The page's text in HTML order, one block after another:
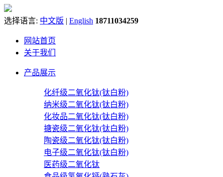
选择语言: 中文版 | English 18711034259
网站首页
关于我们
产品展示
化纤级二氧化钛(钛白粉)
纳米级二氧化钛(钛白粉)
化妆品二氧化钛(钛白粉)
搪瓷级二氧化钛(钛白粉)
陶瓷级二氧化钛(钛白粉)
电子级二氧化钛(钛白粉)
医药级二氧化钛